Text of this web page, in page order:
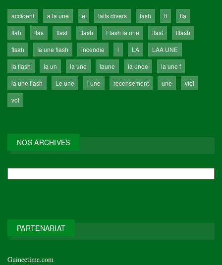
accident a la une e faits divers fash fl
fla
flah
flas flasf flash Flash la une flast
fllash
flsah
Ia une flash incendie l LA
LAA UNE
la flash
la un la une laune la unee
la une f
la une flash
Le une l une recensement une
viol
vol
NOS ARCHIVES
PARTENARIAT
Guineetime.com